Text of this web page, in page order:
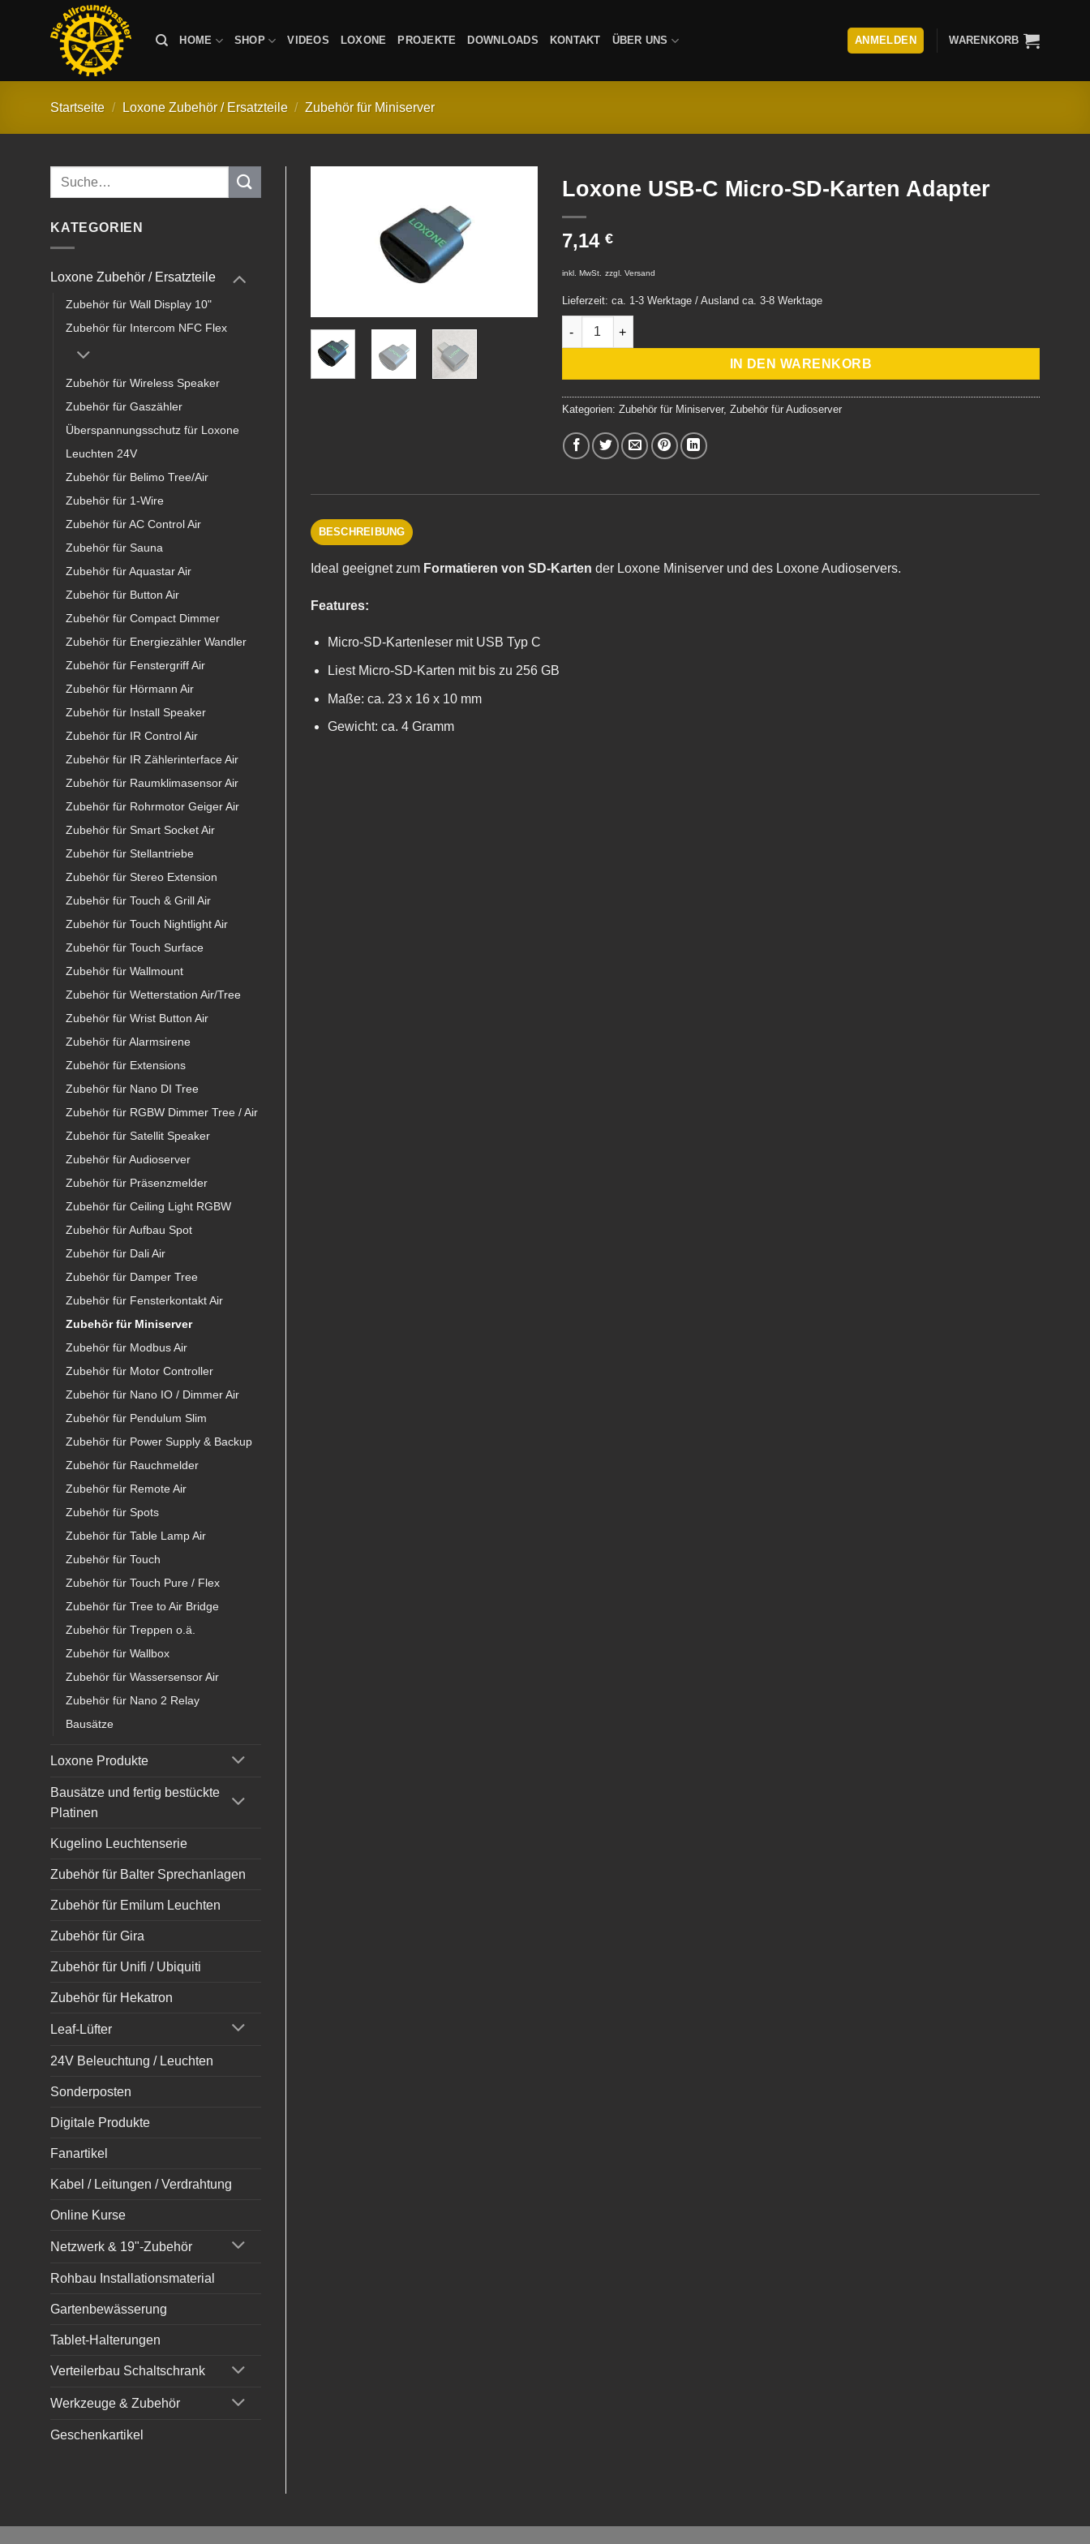
HOME SHOP VIDEOS LOXONE PROJEKTE DOWNLOADS KONTAKT ÜBER UNS ANMELDEN WARENKORB
Startseite / Loxone Zubehör / Ersatzteile / Zubehör für Miniserver
Suche
KATEGORIEN
Loxone Zubehör / Ersatzteile
Zubehör für Wall Display 10"
Zubehör für Intercom NFC Flex
Zubehör für Wireless Speaker
Zubehör für Gaszähler
Überspannungsschutz für Loxone
Leuchten 24V
Zubehör für Belimo Tree/Air
Zubehör für 1-Wire
Zubehör für AC Control Air
Zubehör für Sauna
Zubehör für Aquastar Air
Zubehör für Button Air
Zubehör für Compact Dimmer
Zubehör für Energiezähler Wandler
Zubehör für Fenstergriff Air
Zubehör für Hörmann Air
Zubehör für Install Speaker
Zubehör für IR Control Air
Zubehör für IR Zählerinterface Air
Zubehör für Raumklimasensor Air
Zubehör für Rohrmotor Geiger Air
Zubehör für Smart Socket Air
Zubehör für Stellantriebe
Zubehör für Stereo Extension
Zubehör für Touch & Grill Air
Zubehör für Touch Nightlight Air
Zubehör für Touch Surface
Zubehör für Wallmount
Zubehör für Wetterstation Air/Tree
Zubehör für Wrist Button Air
Zubehör für Alarmsirene
Zubehör für Extensions
Zubehör für Nano DI Tree
Zubehör für RGBW Dimmer Tree / Air
Zubehör für Satellit Speaker
Zubehör für Audioserver
Zubehör für Präsenzmelder
Zubehör für Ceiling Light RGBW
Zubehör für Aufbau Spot
Zubehör für Dali Air
Zubehör für Damper Tree
Zubehör für Fensterkontakt Air
Zubehör für Miniserver
Zubehör für Modbus Air
Zubehör für Motor Controller
Zubehör für Nano IO / Dimmer Air
Zubehör für Pendulum Slim
Zubehör für Power Supply & Backup
Zubehör für Rauchmelder
Zubehör für Remote Air
Zubehör für Spots
Zubehör für Table Lamp Air
Zubehör für Touch
Zubehör für Touch Pure / Flex
Zubehör für Tree to Air Bridge
Zubehör für Treppen o.ä.
Zubehör für Wallbox
Zubehör für Wassersensor Air
Zubehör für Nano 2 Relay
Bausätze
Loxone Produkte
Bausätze und fertig bestückte
Platinen
Kugelino Leuchtenserie
Zubehör für Balter Sprechanlagen
Zubehör für Emilum Leuchten
Zubehör für Gira
Zubehör für Unifi / Ubiquiti
Zubehör für Hekatron
Leaf-Lüfter
24V Beleuchtung / Leuchten
Sonderposten
Digitale Produkte
Fanartikel
Kabel / Leitungen / Verdrahtung
Online Kurse
Netzwerk & 19"-Zubehör
Rohbau Installationsmaterial
Gartenbewässerung
Tablet-Halterungen
Verteilerbau Schaltschrank
Werkzeuge & Zubehör
Geschenkartikel
Loxone USB-C Micro-SD-Karten Adapter
7,14 €
inkl. MwSt. zzgl. Versand
Lieferzeit: ca. 1-3 Werktage / Ausland ca. 3-8 Werktage
Loxone USB-C Micro-SD-Karten Adapter Menge
IN DEN WARENKORB
Kategorien: Zubehör für Miniserver, Zubehör für Audioserver
BESCHREIBUNG
Ideal geeignet zum Formatieren von SD-Karten der Loxone Miniserver und des Loxone Audioservers.
Features:
Micro-SD-Kartenleser mit USB Typ C
Liest Micro-SD-Karten mit bis zu 256 GB
Maße: ca. 23 x 16 x 10 mm
Gewicht: ca. 4 Gramm